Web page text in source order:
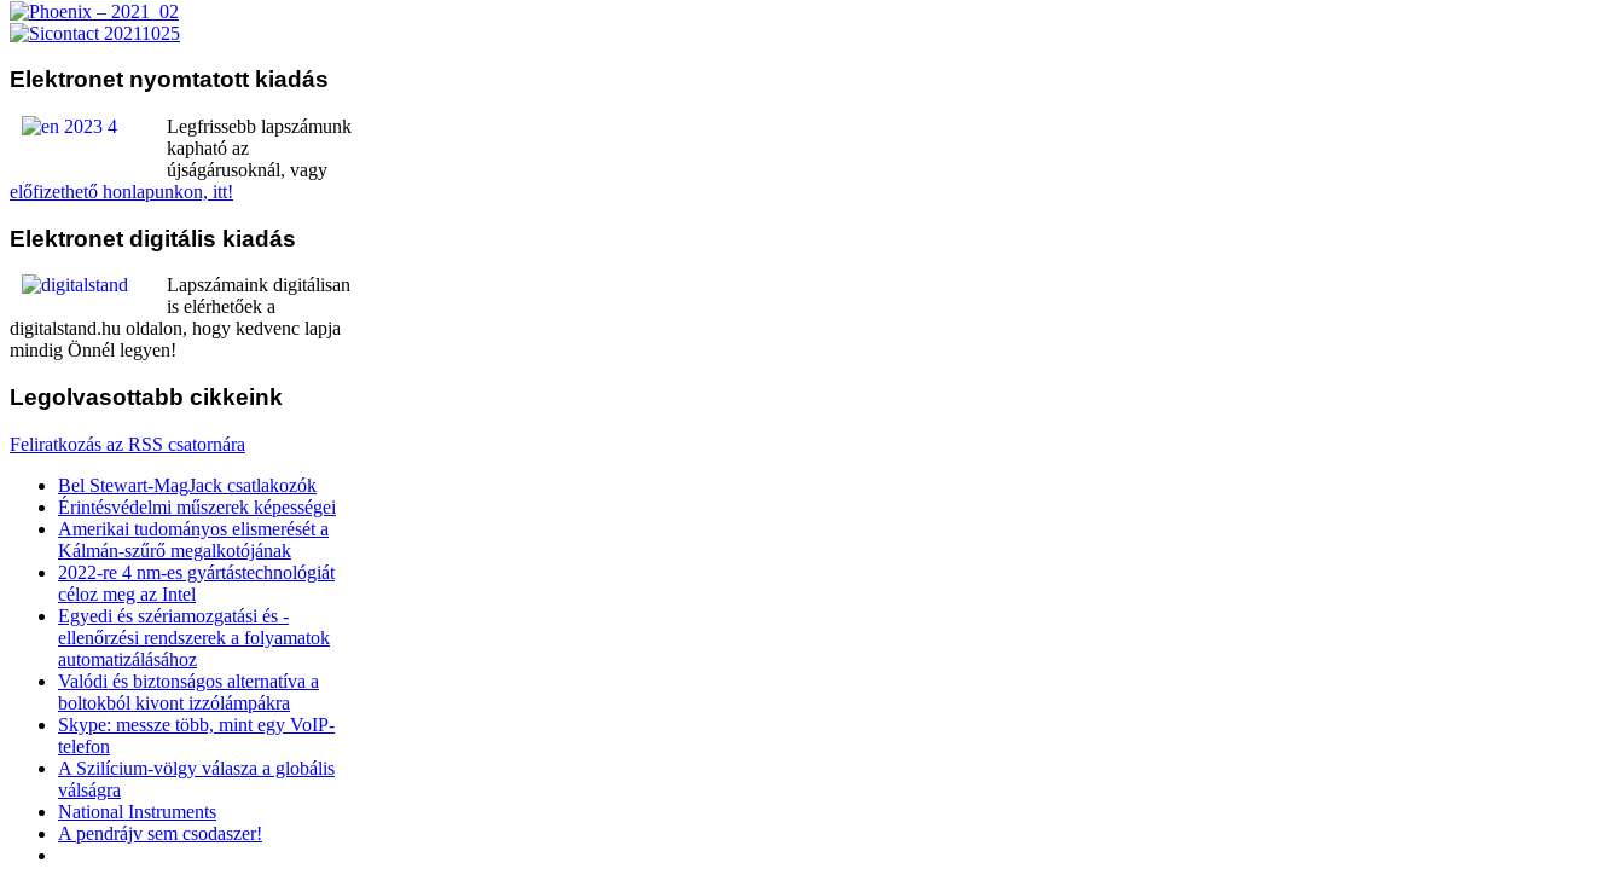
Elektronet nyomtatott kiadás
Legfrissebb lapszámunk
kapható az
újságárusoknál, vagy
előfizethető honlapunkon, itt!
Elektronet digitális kiadás
Lapszámaink digitálisan
is elérhetőek a
digitalstand.hu oldalon, hogy kedvenc lapja
mindig Önnél legyen!
Legolvasottabb cikkeink
Feliratkozás az RSS csatornára
Bel Stewart-MagJack csatlakozók
Érintésvédelmi műszerek képességei
Amerikai tudományos elismerését a
Kálmán-szűrő megalkotójának
2022-re 4 nm-es gyártástechnológiát
céloz meg az Intel
Egyedi és szériamozgatási és -
ellenőrzési rendszerek a folyamatok
automatizálásához
Valódi és biztonságos alternatíva a
boltokból kivont izzólámpákra
Skype: messze több, mint egy VoIP-
telefon
A Szilícium-völgy válasza a globális
válságra
National Instruments
A pendrájv sem csodaszer!